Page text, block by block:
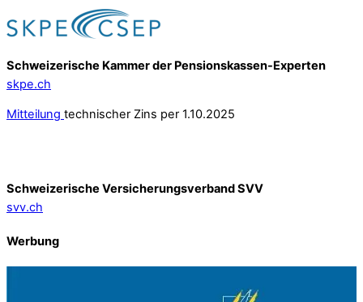
Schweizerische Kammer der Pensionskassen-Experten
skpe.ch
Mitteilung technischer Zins per 1.10.2025
Schweizerische Versicherungsverband SVV
svv.ch
Werbung